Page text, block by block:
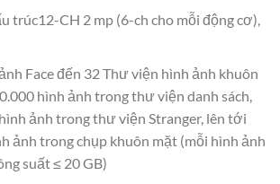
trúc12-CH 2 mp (6-ch cho mỗi động cơ),
Face đến 32 Thư viện hình ảnh khuôn
hình ảnh trong thư viện danh sách,
ảnh trong thư viện Stranger, lên tới
ảnh trong chụp khuôn mặt (mỗi hình ảnh
suất ≤ 20 GB)